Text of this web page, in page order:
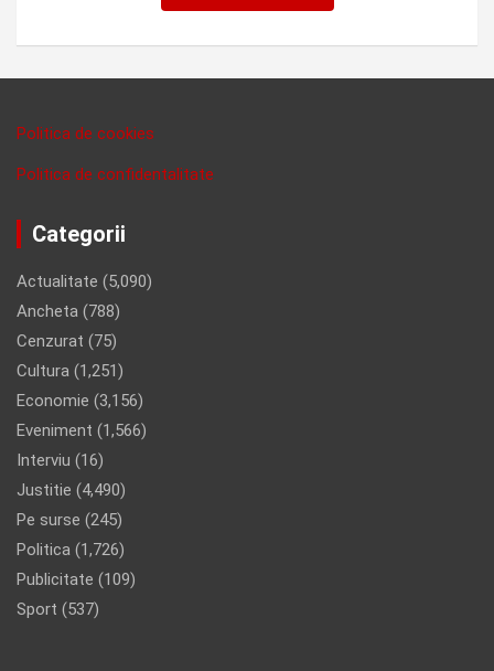
Politica de cookies
Politica de confidentalitate
Categorii
Actualitate (5,090)
Ancheta (788)
Cenzurat (75)
Cultura (1,251)
Economie (3,156)
Eveniment (1,566)
Interviu (16)
Justitie (4,490)
Pe surse (245)
Politica (1,726)
Publicitate (109)
Sport (537)